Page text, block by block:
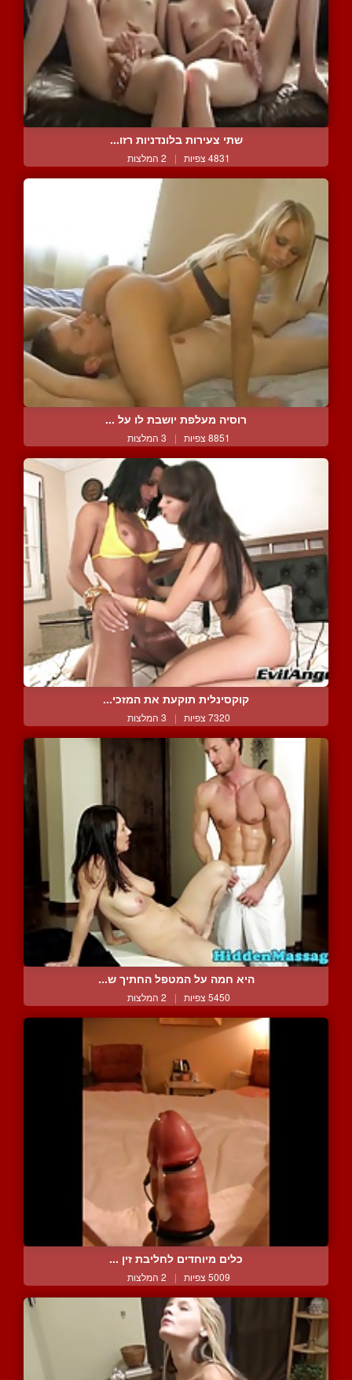
שתי צעירות בלונדניות רזו...
4831 צפיות | 2 המלצות
רוסיה מעלפת יושבת לו על ...
8851 צפיות | 3 המלצות
קוקסינלית תוקעת את המזכי...
7320 צפיות | 3 המלצות
היא חמה על המטפל החתיך ש...
5450 צפיות | 2 המלצות
כלים מיוחדים לחליבת זין ...
5009 צפיות | 2 המלצות